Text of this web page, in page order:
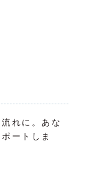
れに。あな
ートしま